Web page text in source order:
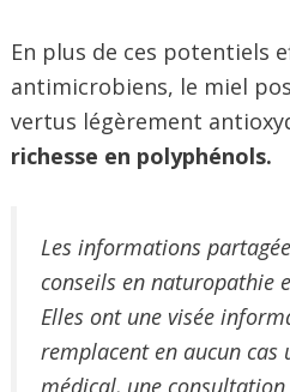
En plus de ces potentiels
antimicrobiens, le miel
vertus légèrement
richesse en polyphénols.
Les informations
conseils en naturopathie
Elles ont une visée
remplacent en aucun cas
médical, une consultation